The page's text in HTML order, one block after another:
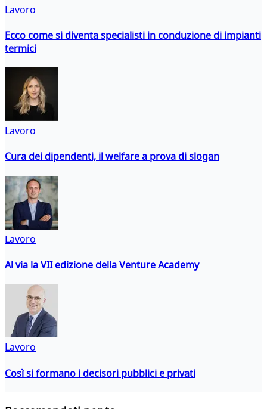
Lavoro
Ecco come si diventa specialisti in conduzione di impianti
termici
Lavoro
Cura dei dipendenti, il welfare a prova di slogan
Lavoro
Al via la VII edizione della Venture Academy
Lavoro
Così si formano i decisori pubblici e privati